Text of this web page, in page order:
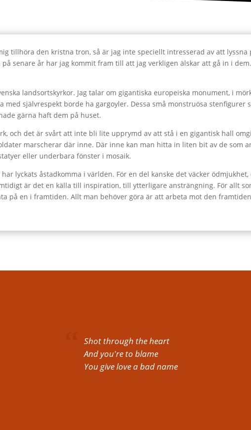
tillhöra den kristna tron, så är jag inte speciellt intresserad av att
senare år har jag kommit fram till att jag verkligen älskar att gå in i
landsortskyrkor. Jag talar om gigantiska europeiska monument, i
med självrespekt borde ha gargoyler. Dessa små monstruösa stenfigurer
gärna haft dem på huset.
och det är svårt att inte bli lite upprymd av att stå i en gigantisk hall
marscherar där inne. Där inne kan man hitta in liten bit av de som
eller underbara fönster i mosaik.
lyckats åstadkomma i världen. För en del kanske det väcker
är det en källa till inspiration, till ytterligare ansträngning. För allt
på en i framtiden. Allt man behöver göra är att arbeta mot den
Shot through the heart
And you're to blame
You give love a bad name